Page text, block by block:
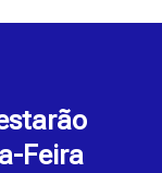
Feira